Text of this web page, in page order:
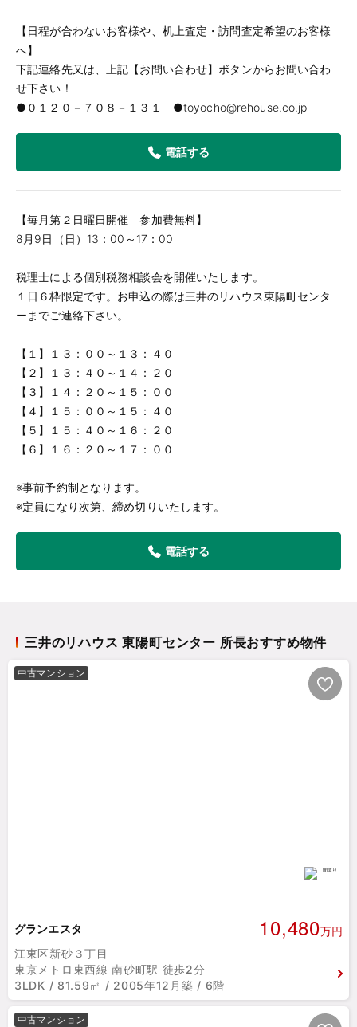
【日程が合わないお客様や、机上査定・訪問査定希望のお客様
へ】
下記連絡先又は、上記【お問い合わせ】ボタンからお問い合わ
せ下さい！
●０１２０－７０８－１３１ ●toyocho@rehouse.co.jp
電話する
【毎月第２日曜日開催 参加費無料】
8月9日（日）13：00～17：00
税理士による個別税務相談会を開催いたします。
１日６枠限定です。お申込の際は三井のリハウス東陽町センタ
ーまでご連絡下さい。
【１】１３：００～１３：４０
【２】１３：４０～１４：２０
【３】１４：２０～１５：００
【４】１５：００～１５：４０
【５】１５：４０～１６：２０
【６】１６：２０～１７：００
※事前予約制となります。
※定員になり次第、締め切りいたします。
電話する
三井のリハウス 東陽町センター 所長おすすめ物件
中古マンション
グランエスタ 10,480万円
江東区新砂３丁目
東京メトロ東西線 南砂町駅 徒歩2分
3LDK / 81.59㎡ / 2005年12月築 / 6階
中古マンション